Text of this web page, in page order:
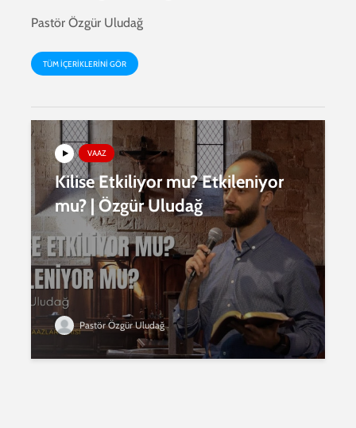
Pastör Özgür Uludağ
TÜM IÇERIKLERINI GÖR
VAAZ
Kilise Etkiliyor mu? Etkileniyor
mu? | Özgür Uludağ
Pastör Özgür Uludağ